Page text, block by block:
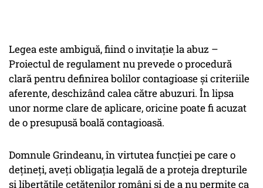
Legea este ambiguă, fiind o invitație la abuz –
Proiectul de regulament nu prevede o procedură
clară pentru definirea bolilor contagioase și criteriile
aferente, deschizând calea către abuzuri. În lipsa
unor norme clare de aplicare, oricine poate fi acuzat
de o presupusă boală contagioasă.
Domnule Grindeanu, în virtutea funcției pe care o
dețineți, aveți obligația legală de a proteja drepturile
și libertățile cetățenilor români și de a nu permite ca